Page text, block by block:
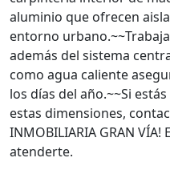
aluminio que ofrecen
entorno
además del sistema
como agua caliente
los días del año.~~Si
estas dimensiones,
INMOBILIARIA GRAN
atenderte.